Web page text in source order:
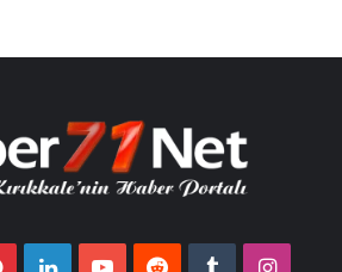
PinterestLinkedInYouTubeReddit Tumblr